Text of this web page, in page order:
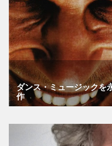
ダンス・ミュージックを
作